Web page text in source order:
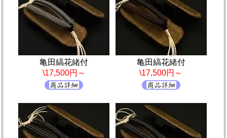
亀田縞花緒付
\17,500円～
亀田縞花緒付
\17,500円～